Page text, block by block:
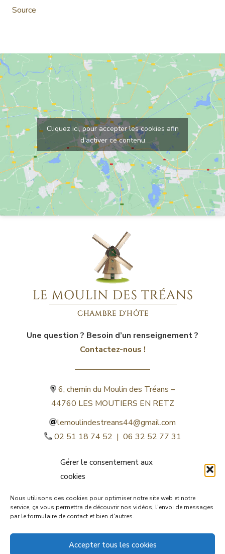
Gérer le consentement aux
cookies
Nous utilisons des cookies pour optimiser notre site web et notre
service, ça vous permettra de découvrir nos vidéos, l'envoi de messages
par le formulaire de contact et bien d'autres.
Accepter tous les cookies
Source
Cliquez ici, pour accepter les cookies afin
d'activer ce contenu
Une question ? Besoin d’un renseignement ?
Contactez-nous !
6, chemin du Moulin des Tréans –
44760 LES MOUTIERS EN RETZ
lemoulindestreans44@gmail.com
02 51 18 74 52 | 06 32 52 77 31
Mentions légales